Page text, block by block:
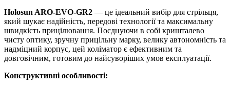
Holosun ARO-EVO-GR2 — це ідеальний вибір для стрільця,
який шукає надійність, передові технології та максимальну
швидкість прицілювання. Поєднуючи в собі кришталево
чисту оптику, зручну прицільну марку, велику автономність та
надміцний корпус, цей коліматор є ефективним та
довговічним, готовим до найсуворіших умов експлуатації.
Конструктивні особливості: